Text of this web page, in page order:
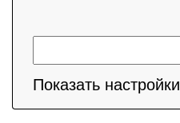
Показать настройки